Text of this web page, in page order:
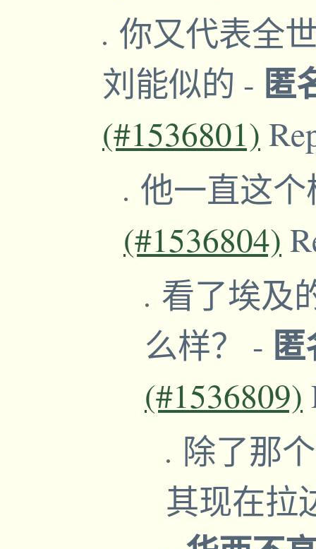
你又代表全
刘能似的 - 匿
(#1536801)
他一直这
(#1536804)
看了埃及
么样？ -
(#1536809)
除了那
其现在拉